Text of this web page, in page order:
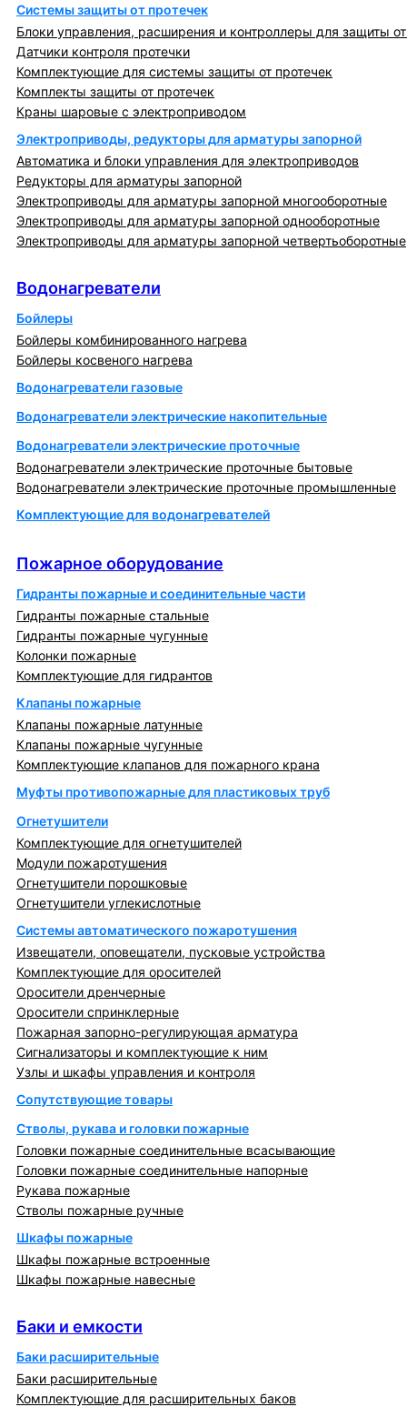
Системы защиты от протечек
Блоки управления, расширения и контроллеры для защиты
Датчики контроля протечки
Комплектующие для системы защиты от протечек
Комплекты защиты от протечек
Краны шаровые с электроприводом
Электроприводы, редукторы для арматуры запорной
Автоматика и блоки управления для электроприводов
Редукторы для арматуры запорной
Электроприводы для арматуры запорной многооборотные
Электроприводы для арматуры запорной однооборотные
Электроприводы для арматуры запорной четвертьоборотные
Водонагреватели
Бойлеры
Бойлеры комбинированного нагрева
Бойлеры косвеного нагрева
Водонагреватели газовые
Водонагреватели электрические накопительные
Водонагреватели электрические проточные
Водонагреватели электрические проточные бытовые
Водонагреватели электрические проточные промышленные
Комплектующие для водонагревателей
Пожарное оборудование
Гидранты пожарные и соединительные части
Гидранты пожарные стальные
Гидранты пожарные чугунные
Колонки пожарные
Комплектующие для гидрантов
Клапаны пожарные
Клапаны пожарные латунные
Клапаны пожарные чугунные
Комплектующие клапанов для пожарного крана
Муфты противопожарные для пластиковых труб
Огнетушители
Комплектующие для огнетушителей
Модули пожаротушения
Огнетушители порошковые
Огнетушители углекислотные
Системы автоматического пожаротушения
Извещатели, оповещатели, пусковые устройства
Комплектующие для оросителей
Оросители дренчерные
Оросители спринклерные
Пожарная запорно-регулирующая арматура
Сигнализаторы и комплектующие к ним
Узлы и шкафы управления и контроля
Сопутствующие товары
Стволы, рукава и головки пожарные
Головки пожарные соединительные всасывающие
Головки пожарные соединительные напорные
Рукава пожарные
Стволы пожарные ручные
Шкафы пожарные
Шкафы пожарные встроенные
Шкафы пожарные навесные
Баки и емкости
Баки расширительные
Баки расширительные
Комплектующие для расширительных баков